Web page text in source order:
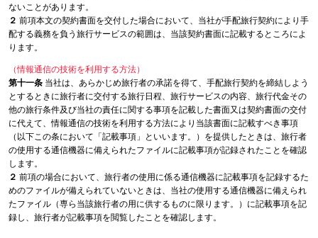
ないことがあります。
２ 前項本文の契約書面を交付した場合において、当社が手配旅行契約により手
配する義務を負う旅行サービスの範囲は、当該契約書面に記載するところによ
ります。
（情報通信の技術を利用する方法）
第十一条 当社は、あらかじめ旅行者の承諾を得て、手配旅行契約を締結しよう
とするときに旅行者に交付する旅行日程、旅行サービスの内容、旅行代金その
他の旅行条件及び当社の責任に関する事項を記載した書面又は契約書面の交付
に代えて、情報通信の技術を利用する方法により当該書面に記載すべき事項
（以下この条において「記載事項」といいます。）を提供したときは、旅行者
の使用する通信機器に備えられたファイルに記載事項が記録されたことを確認
します。
２ 前項の場合において、旅行者の使用に係る通信機器に記載事項を記録するた
めのファイルが備えられていないときは、当社の使用する通信機器に備えられ
たファイル（専ら当該旅行者の用に供するものに限ります。）に記載事項を記
録し、旅行者が記載事項を閲覧したことを確認します。